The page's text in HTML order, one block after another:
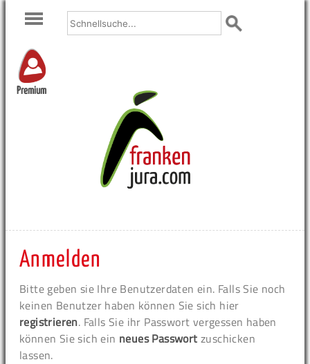
Premium
Anmelden
Bitte geben sie Ihre Benutzerdaten ein. Falls Sie noch
keinen Benutzer haben können Sie sich hier
registrieren. Falls Sie ihr Passwort vergessen haben
können Sie sich ein neues Passwort zuschicken
lassen.